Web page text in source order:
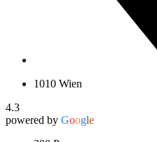
1010 Wien
4.3
powered by Google